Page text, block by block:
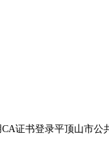
证书登录平顶山市